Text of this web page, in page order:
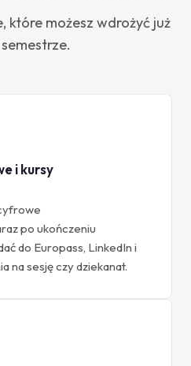
które możesz wdrożyć już
i kursy
po ukończeniu
do Europass, LinkedIn i
na sesję czy dziekanat.